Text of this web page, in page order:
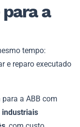
a
tempo:
e reparo executado
a ABB com
industriais